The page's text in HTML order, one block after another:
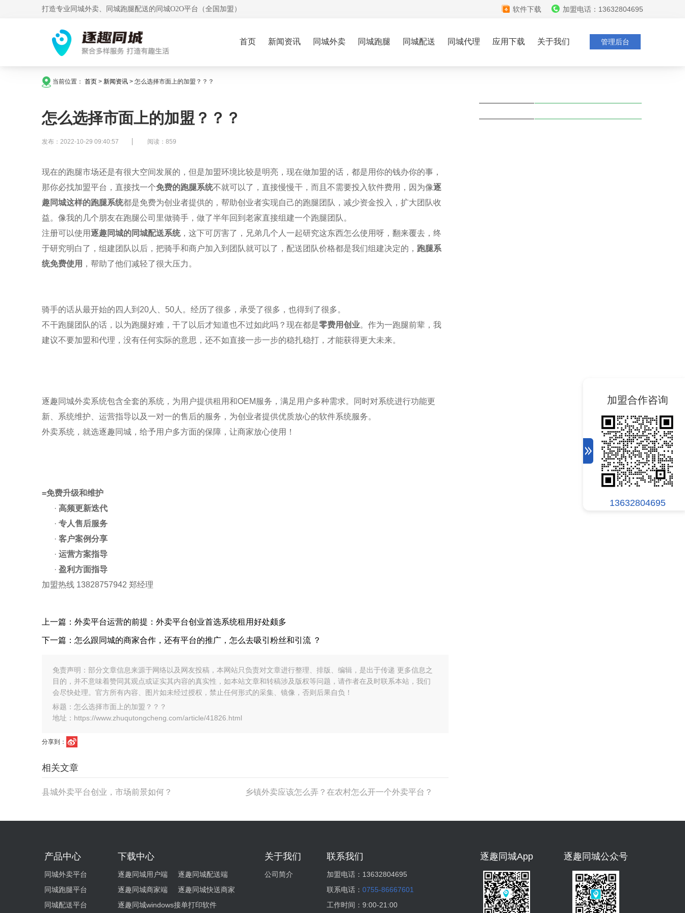
打造专业同城外卖、同城跑腿配送的同城O2O平台（全国加盟） 软件下载 加盟电话：13632804695
首页 新闻资讯 同城外卖 同城跑腿 同城配送 同城代理 应用下载 关于我们 管理后台
加盟合作咨询
13632804695
当前位置： 首页 > 新闻资讯 > 怎么选择市面上的加盟？？？
怎么选择市面上的加盟？？？
发布：2022-10-29 09:40:57 阅读：859
现在的跑腿市场还是有很大空间发展的，但是加盟环境比较是明亮，现在做加盟的话，都是用你的钱办你的事，
那你必找加盟平台，直接找一个免费的跑腿系统不就可以了，直接慢慢干，而且不需要投入软件费用，因为像逐
趣同城这样的跑腿系统都是免费为创业者提供的，帮助创业者实现自己的跑腿团队，减少资金投入，扩大团队收
益。像我的几个朋友在跑腿公司里做骑手，做了半年回到老家直接组建一个跑腿团队。
注册可以使用逐趣同城的同城配送系统，这下可厉害了，兄弟几个人一起研究这东西怎么使用呀，翻来覆去，终
于研究明白了，组建团队以后，把骑手和商户加入到团队就可以了，配送团队价格都是我们组建决定的， 跑腿系
统免费使用 ，帮助了他们减轻了很大压力。
骑手的话从最开始的四人到 20 人、 50 人。经历了很多，承受了很多，也得到了很多。
不干跑腿团队的话，以为跑腿好难，干了以后才知道也不过如此吗？现在都是零费用创业。作为一跑腿前辈，我
建议不要加盟和代理，没有任何实际的意思，还不如直接一步一步的稳扎稳打，才能获得更大未来。
逐趣同城外卖系统包含全套的系统，为用户提供租用和OEM 服务，满足用户多种需求。同时对系统进行功能更
新、系统维护、运营指导以及一对一的售后的服务，为创业者提供优质放心的软件系统服务。
外卖系统，就选逐趣同城 ，给予用户多方面的保障，让商家放心使用！
=免费升级和维护
· 高频更新迭代
· 专人售后服务
· 客户案例分享
· 运营方案指导
· 盈利方面指导
加盟热线 13828757942 郑经理
上一篇：外卖平台运营的前提：外卖平台创业首选系统租用好处颇多
下一篇：怎么跟同城的商家合作，还有平台的推广，怎么去吸引粉丝和引流 ？
免责声明：部分文章信息来源于网络以及网友投稿，本网站只负责对文章进行整理、排版、编辑，是出于传递 更多信息之
目的，并不意味着赞同其观点或证实其内容的真实性，如本站文章和转稿涉及版权等问题，请作者在及时联系本站，我们
会尽快处理。官方所有内容、图片如未经过授权，禁止任何形式的采集、镜像，否则后果自负！
标题：怎么选择市面上的加盟？？？
地址：https://www.zhuqutongcheng.com/article/41826.html
分享到：
相关文章
县城外卖平台创业，市场前景如何？ 乡镇外卖应该怎么弄？在农村怎么开一个外卖平台？
产品中心
同城外卖平台
同城跑腿平台
同城配送平台
下载中心
逐趣同城用户端
逐趣同城配送端
逐趣同城商家端
逐趣同城快送商家
逐趣同城windows接单打印软件
关于我们
公司简介
联系我们
加盟电话： 13632804695
联系电话： 0755-86667601
工作时间： 9:00-21:00
逐趣同城App 逐趣同城公众号